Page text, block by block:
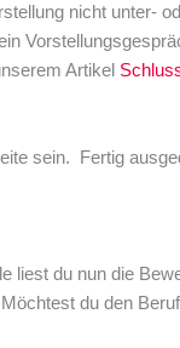
nicht unter-
Artikel
sein. Fertig
liest du nun die
du den